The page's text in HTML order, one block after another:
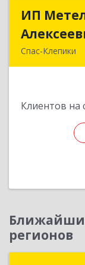
ИП
Спас-Клепики
Клиентов на
регионов